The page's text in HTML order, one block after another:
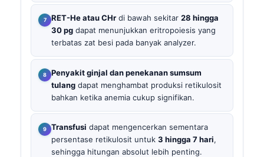
RET-He atau CHr di bawah sekitar 28 hingga
30 pg dapat menunjukkan eritropoiesis yang
terbatas zat besi pada banyak analyzer.
Penyakit ginjal dan penekanan sumsum
tulang dapat menghambat produksi retikulosit
bahkan ketika anemia cukup signifikan.
Transfusi dapat mengencerkan sementara
persentase retikulosit untuk 3 hingga 7 hari,
sehingga hitungan absolut lebih penting.